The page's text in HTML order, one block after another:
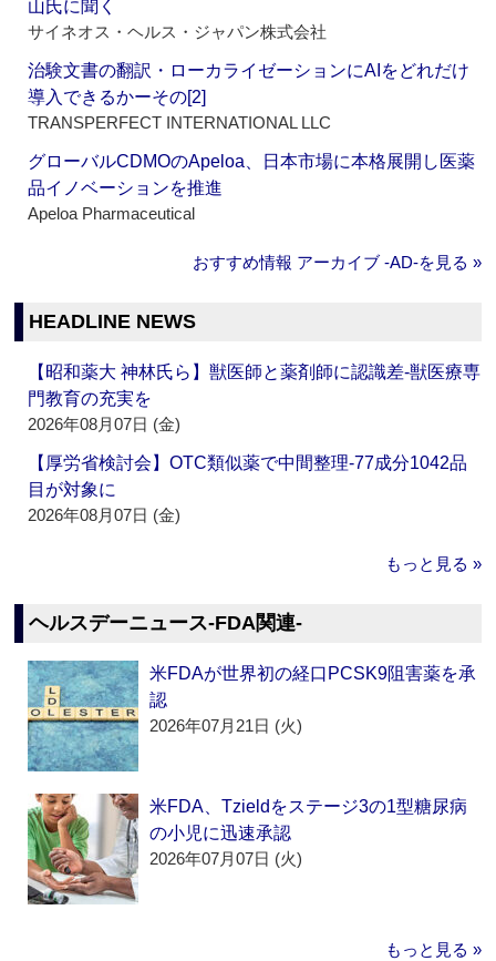
山氏に聞く
サイネオス・ヘルス・ジャパン株式会社
治験文書の翻訳・ローカライゼーションにAIをどれだけ
導入できるかーその[2]
TRANSPERFECT INTERNATIONAL LLC
グローバルCDMOのApeloa、日本市場に本格展開し医薬
品イノベーションを推進
Apeloa Pharmaceutical
おすすめ情報 アーカイブ ‐AD‐を見る »
HEADLINE NEWS
【昭和薬大 神林氏ら】獣医師と薬剤師に認識差‐獣医療専
門教育の充実を
2026年08月07日 (金)
【厚労省検討会】OTC類似薬で中間整理‐77成分1042品
目が対象に
2026年08月07日 (金)
もっと見る »
ヘルスデーニュース‐FDA関連‐
米FDAが世界初の経口PCSK9阻害薬を承
認
2026年07月21日 (火)
米FDA、Tzieldをステージ3の1型糖尿病
の小児に迅速承認
2026年07月07日 (火)
もっと見る »